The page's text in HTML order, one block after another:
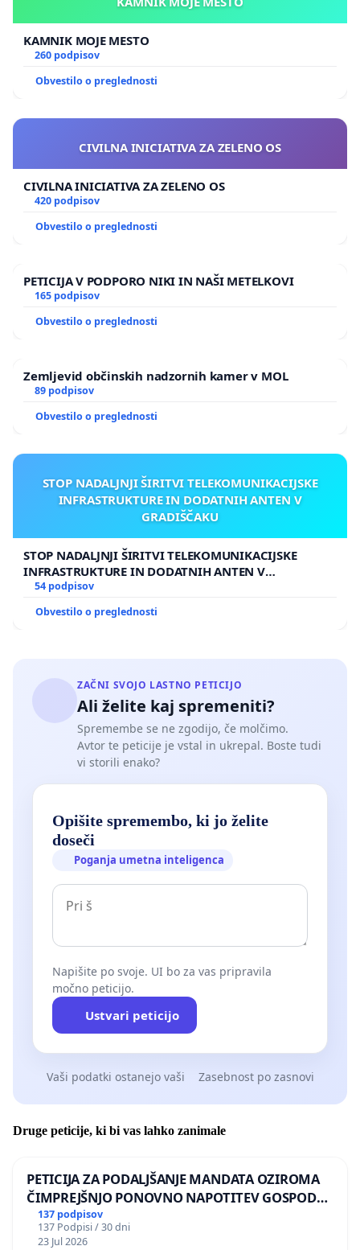
Slovenski center PEN
Slovenska filantropija, Združenje za promocijo
prostovoljstva
Umanotera
Slovenska fundacija za trajnostni razvoj
KAMNIK MOJE MESTO
260 podpisov
Obvestilo o preglednosti
CIVILNA INICIATIVA ZA ZELENO OS
CIVILNA INICIATIVA ZA ZELENO OS
420 podpisov
Obvestilo o preglednosti
PETICIJA V PODPORO NIKI IN NAŠI METELKOVI
165 podpisov
Obvestilo o preglednosti
Zemljevid občinskih nadzornih kamer v MOL
89 podpisov
Obvestilo o preglednosti
STOP NADALJNJI ŠIRITVI TELEKOMUNIKACIJSKE
INFRASTRUKTURE IN DODATNIH ANTEN V
GRADIŠČAKU
STOP NADALJNJI ŠIRITVI TELEKOMUNIKACIJSKE
INFRASTRUKTURE IN DODATNIH ANTEN V
GRADIŠČAKU
54 podpisov
Obvestilo o preglednosti
ZAČNI SVOJO LASTNO PETICIJO
Ali želite kaj spremeniti?
Spremembe se ne zgodijo, če molčimo.
Avtor te peticije je vstal in ukrepal. Boste tudi
vi storili enako?
Opišite spremembo, ki jo želite
doseči
Poganja umetna inteligenca
Napišite po svoje. UI bo za vas pripravila
močno peticijo.
Ustvari peticijo
Vaši podatki ostanejo vaši Zasebnost po zasnovi
Druge peticije, ki bi vas lahko zanimale
PETICIJA ZA PODALJŠANJE MANDATA OZIROMA
ČIMPREJŠNJO PONOVNO NAPOTITEV GOSPODA
BERNARDA ŠRAJNERJA NA VELEPOSLANIŠTVO
REPUBLIKE SLOVENIJE V MOSKVI
137 podpisov
137 Podpisi / 30 dni
23 Jul 2026